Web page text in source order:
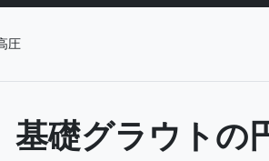
圧
基礎グラウトの